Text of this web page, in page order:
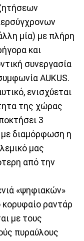
μία) με πλήρη
και
συνεργασία
AUKUS.
ενισχύεται
της χώρας
3
με διαμόρφωση η
μας
από την
«ψηφιακών»
κορυφαίο ραντάρ
με τους
πυραύλους